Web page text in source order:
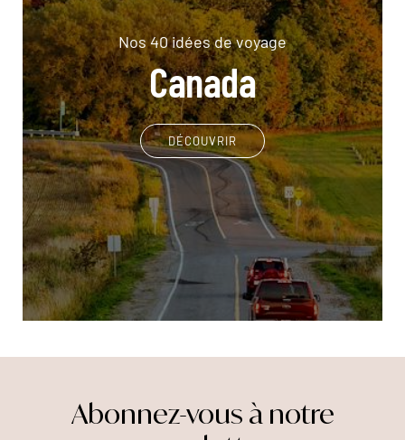
Nos 40 idées de voyage
Canada
DÉCOUVRIR
Abonnez-vous à notre